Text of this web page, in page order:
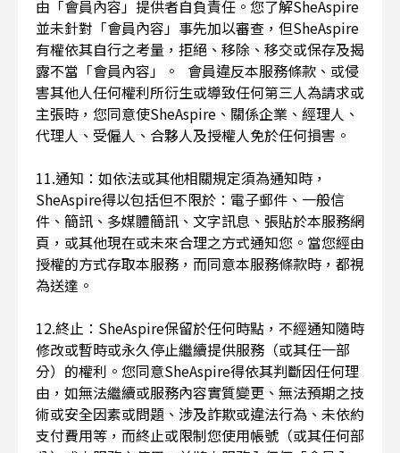
由「會員內容」提供者自負責任。您了解SheAspire
並未針對「會員內容」事先加以審查，但SheAspire
有權依其自行之考量，拒絕、移除、移交或保存及揭
露不當「會員內容」。 會員違反本服務條款、或侵
害其他人任何權利所衍生或導致任何第三人為請求或
主張時，您同意使SheAspire、關係企業、經理人、
代理人、受僱人、合夥人及授權人免於任何損害。
11.通知：如依法或其他相關規定須為通知時，
SheAspire得以包括但不限於：電子郵件、一般信
件、簡訊、多媒體簡訊、文字訊息、張貼於本服務網
頁，或其他現在或未來合理之方式通知您。當您經由
授權的方式存取本服務，而同意本服務條款時，都視
為送達。
12.終止：SheAspire保留於任何時點，不經通知隨時
修改或暫時或永久停止繼續提供服務（或其任一部
分）的權利。您同意SheAspire得依其判斷因任何理
由，如無法繼續或服務內容實質變更、無法預期之技
術或安全因素或問題、涉及詐欺或違法行為、未依約
支付費用等，而終止或限制您使用帳號（或其任何部